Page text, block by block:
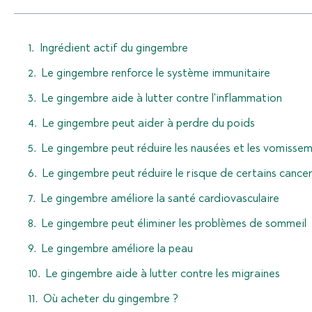
Ingrédient actif du gingembre
Le gingembre renforce le système immunitaire
Le gingembre aide à lutter contre l'inflammation
Le gingembre peut aider à perdre du poids
Le gingembre peut réduire les nausées et les
Le gingembre peut réduire le risque de certains
Le gingembre améliore la santé cardiovasculaire
Le gingembre peut éliminer les problèmes de sommeil
Le gingembre améliore la peau
Le gingembre aide à lutter contre les migraines
Où acheter du gingembre ?